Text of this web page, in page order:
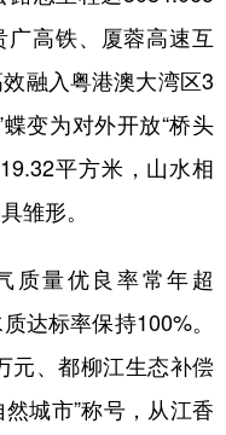
高铁、厦蓉高速互
融入粤港澳大湾区3
变为对外开放“桥头
平方米，山水相
雏形。
量优良率常年超
达标率保持100%。
元、都柳江生态补偿
城市”称号，从江香